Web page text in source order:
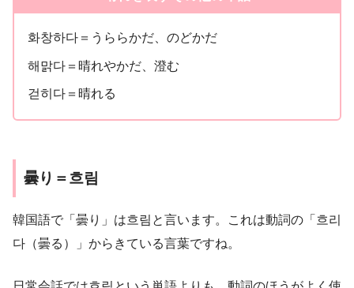
화창하다＝うららかだ、のどかだ
해맑다＝晴れやかだ、澄む
걷히다＝晴れる
曇り＝흐림
韓国語で「曇り」は흐림と言います。これは動詞の「흐리
다（曇る）」からきている言葉ですね。